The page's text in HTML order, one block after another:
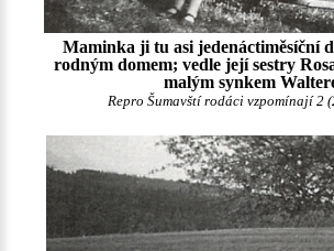
Maminka ji tu asi jedenáctiměsíční
rodným domem; vedle její sestry
malým synkem
Repro Šumavští rodáci vzpomínají 2